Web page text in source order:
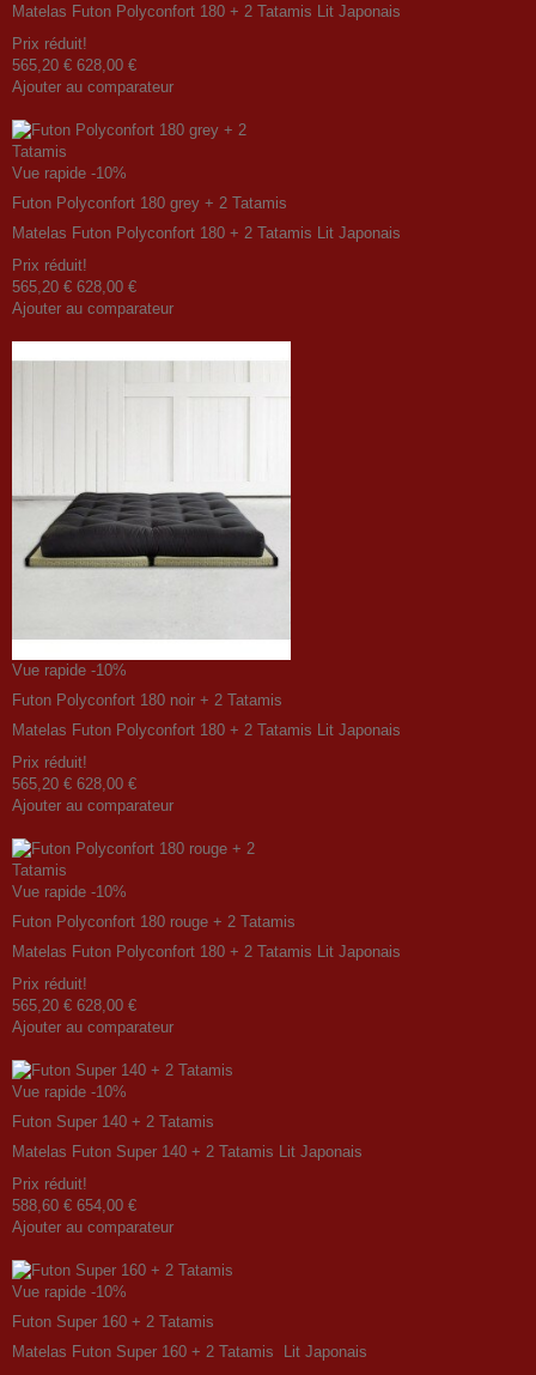
Matelas Futon Polyconfort 180 + 2 Tatamis Lit Japonais
Prix ​​réduit!
565,20 € 628,00 €
Ajouter au comparateur
Vue rapide -10%
Futon Polyconfort 180 grey + 2 Tatamis
Matelas Futon Polyconfort 180 + 2 Tatamis Lit Japonais
Prix ​​réduit!
565,20 € 628,00 €
Ajouter au comparateur
Vue rapide -10%
Futon Polyconfort 180 noir + 2 Tatamis
Matelas Futon Polyconfort 180 + 2 Tatamis Lit Japonais
Prix ​​réduit!
565,20 € 628,00 €
Ajouter au comparateur
Vue rapide -10%
Futon Polyconfort 180 rouge + 2 Tatamis
Matelas Futon Polyconfort 180 + 2 Tatamis Lit Japonais
Prix ​​réduit!
565,20 € 628,00 €
Ajouter au comparateur
Vue rapide -10%
Futon Super 140 + 2 Tatamis
Matelas Futon Super 140 + 2 Tatamis Lit Japonais
Prix ​​réduit!
588,60 € 654,00 €
Ajouter au comparateur
Vue rapide -10%
Futon Super 160 + 2 Tatamis
Matelas Futon Super 160 + 2 Tatamis Lit Japonais